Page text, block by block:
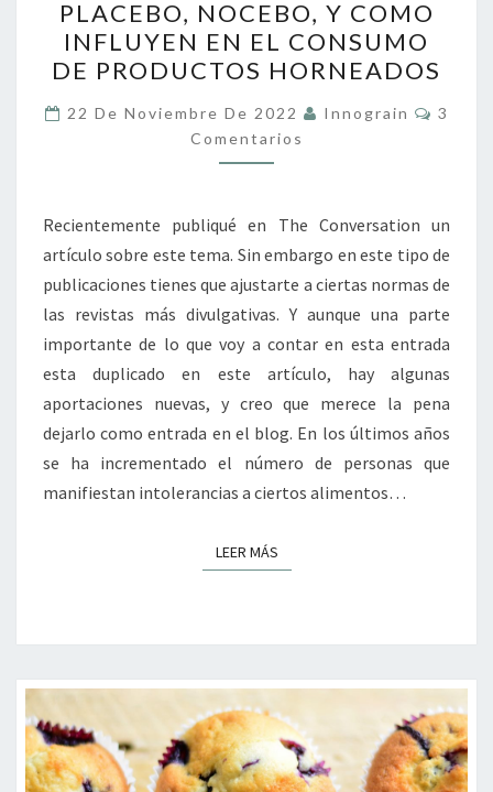
NOCEBO,
Y
COMO
INFLUYEN
EN
EL
DE
PRODUCTOS
HORNEADOS
PLACEBO, NOCEBO, Y COMO
INFLUYEN EN EL CONSUMO
DE PRODUCTOS HORNEADOS
22 De Noviembre De 2022 Innograin
3
Comentarios
Recientemente publiqué en The Conversation un
artículo sobre este tema. Sin embargo en este tipo de
publicaciones tienes que ajustarte a ciertas normas de
las revistas más divulgativas. Y aunque una parte
importante de lo que voy a contar en esta entrada
esta duplicado en este artículo, hay algunas
aportaciones nuevas, y creo que merece la pena
dejarlo como entrada en el blog. En los últimos años
se ha incrementado el número de personas que
manifiestan intolerancias a ciertos alimentos…
LEER MÁSLEER MÁS